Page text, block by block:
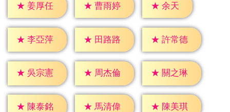
★ 姜厚任 ★ 曹雨婷 ★ 余天
★ 李亞萍 ★ 田路路 ★ 許常德
★ 吳宗憲 ★ 周杰倫 ★ 關之琳
★ 陳泰銘 ★ 馬清偉 ★ 陳美琪